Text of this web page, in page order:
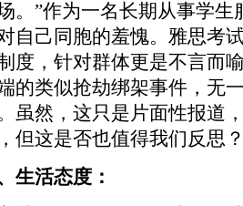
。”作为一名长期从事学
自己同胞的羞愧。雅思考
度，针对群体更是不言而
的类似抢劫绑架事件，无
虽然，这只是片面性报道
但这是否也值得我们反思
活态度：